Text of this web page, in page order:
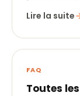
Lire la suite
FAQ
Toutes